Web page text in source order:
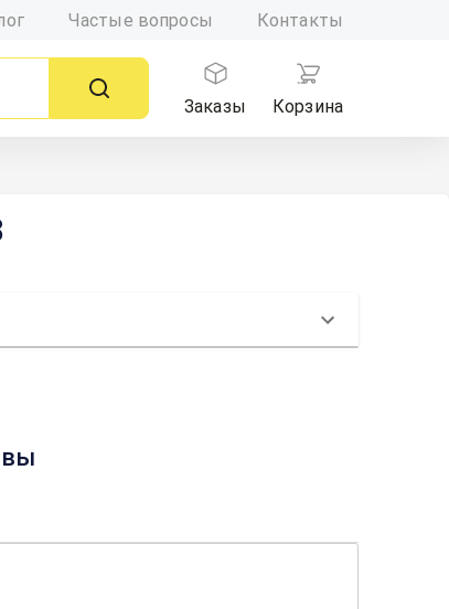
Частые вопросы Контакты
Заказы
Корзина